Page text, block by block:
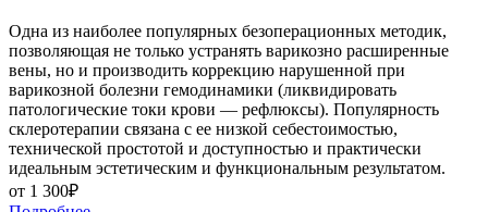
Одна из наиболее популярных безоперационных методик,
позволяющая не только устранять варикозно расширенные
вены, но и производить коррекцию нарушенной при
варикозной болезни гемодинамики (ликвидировать
патологические токи крови — рефлюксы). Популярность
склеротерапии связана с ее низкой себестоимостью,
технической простотой и доступностью и практически
идеальным эстетическим и функциональным результатом.
от 1 300₽